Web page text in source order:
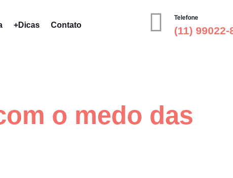
+Dicas Contato
Telefone
(11) 99022-
o medo das